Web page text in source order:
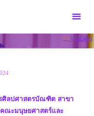
ตรวจประเมินคุณภาพการ
ศิลปศาสตรบัณฑิต สาขา
ณะมนุษยศาสตร์และ